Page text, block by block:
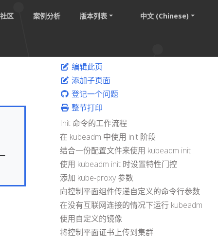
社区 案例分析 版本列表 中文 (Chinese)
编辑此页
添加子页面
登记一个问题
整节打印
Init 命令的工作流程
在 kubeadm 中使用 init 阶段
结合一份配置文件来使用 kubeadm init
使用 kubeadm init 时设置特性门控
添加 kube-proxy 参数
向控制平面组件传递自定义的命令行参数
在没有互联网连接的情况下运行 kubeadm
使用自定义的镜像
将控制平面证书上传到集群